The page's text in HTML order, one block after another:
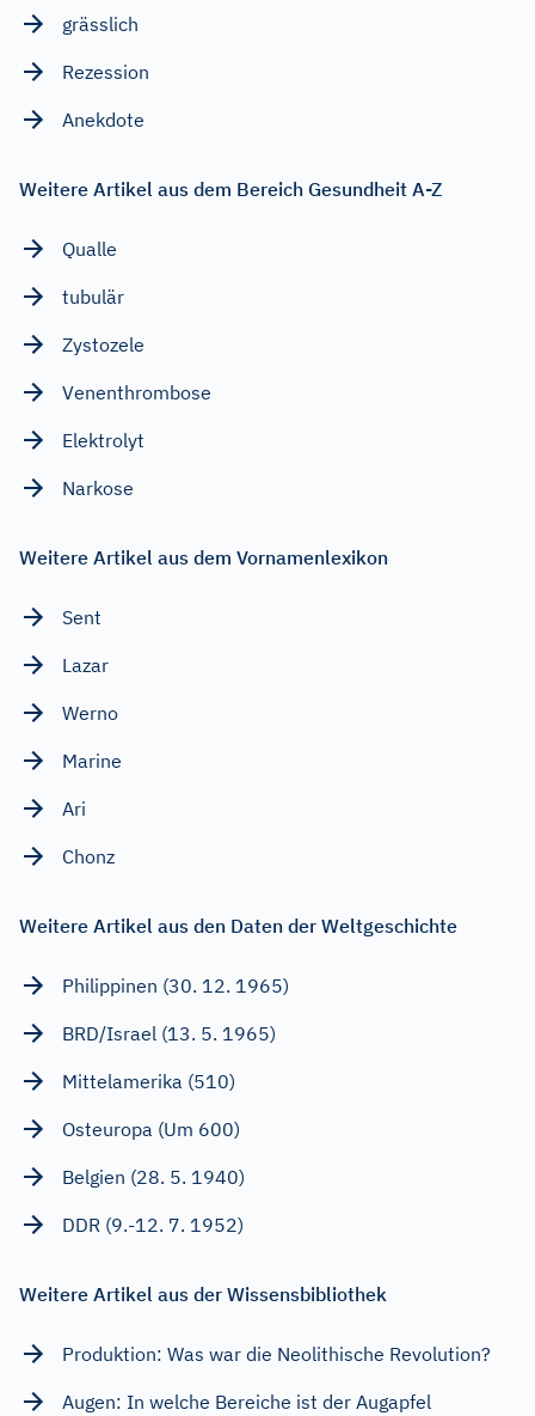
grässlich
Rezession
Anekdote
Weitere Artikel aus dem Bereich Gesundheit A-Z
Qualle
tubulär
Zystozele
Venenthrombose
Elektrolyt
Narkose
Weitere Artikel aus dem Vornamenlexikon
Sent
Lazar
Werno
Marine
Ari
Chonz
Weitere Artikel aus den Daten der Weltgeschichte
Philippinen (30. 12. 1965)
BRD/Israel (13. 5. 1965)
Mittelamerika (510)
Osteuropa (Um 600)
Belgien (28. 5. 1940)
DDR (9.-12. 7. 1952)
Weitere Artikel aus der Wissensbibliothek
Produktion: Was war die Neolithische Revolution?
Augen: In welche Bereiche ist der Augapfel